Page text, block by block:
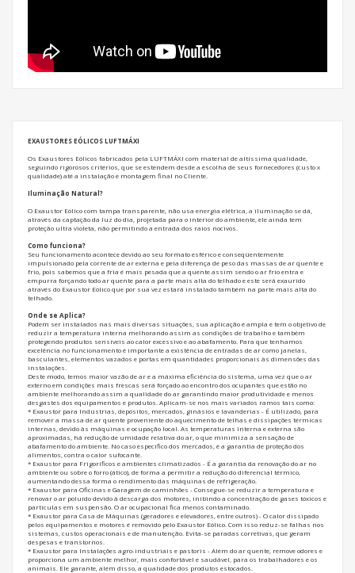
EXAUSTORES EÓLICOS LUFTMÁXI
Os Exaustores Eólicos fabricados pela LUFTMÁXI com material de altíssima qualidade,
seguindo rigorosos critérios, que se estendem desde a escolha de seus fornecedores (custo x
qualidade) até a instalação e montagem final no Cliente.
Iluminação Natural?
O Exaustor Eólico com tampa transparente, não usa energia elétrica, a iluminação se dá,
através da captação da luz do dia, projetada para o interior do ambiente, ele ainda tem
proteção ultra violeta, não permitindo a entrada dos raios nocivos.
Como funciona?
Seu funcionamento acontece devido ao seu formato esférico e conseqüentemente
impulsionado pela corrente de ar externa e pela diferença de peso das massas de ar quente e
frio, pois sabemos que a fria é mais pesada que a quente assim sendo o ar frio entra e
empurra forçando todo ar quente para a parte mais alta do telhado e este será exaurido
através do Exaustor Eólico que por sua vez estará instalado também na parte mais alta do
telhado.
Onde se Aplica?
Podem ser instalados nas mais diversas situações, sua aplicação é ampla e tem o objetivo de
reduzir a temperatura interna melhorando assim as condições de trabalho e também
protegendo produtos sensíveis ao calor excessivo e ao abafamento. Para que tenhamos
excelência no funcionamento é importante a existência de entradas de ar como janelas,
basculantes, elementos vazados e portas em quantidades proporcionais às dimensões das
instalações.
Deste modo, temos maior vazão de ar e a máxima eficiência do sistema, uma vez que o ar
externo em condições mais frescas será forçado ao encontro dos ocupantes que estão no
ambiente melhorando assim a qualidade do ar garantindo maior produtividade e menos
desgastes dos equipamentos e produtos. Aplicam-se nos mais variados ramos tais como:
* Exaustor para Indústrias, depósitos, mercados, ginásios e lavanderias - É utilizado, para
remover a massa de ar quente proveniente do aquecimento de telhas e dissipações térmicas
internas, devido às máquinas e ocupação local. As temperaturas interna e externa são
aproximadas, há redução de umidade relativa do ar, o que minimiza a sensação de
abafamento do ambiente. No caso específico dos mercados, é a garantia de proteção dos
alimentos, contra o calor sufocante.
* Exaustor para Frigoríficos e ambientes climatizados - É a garantia da renovação do ar no
ambiente ou sobre o forro (ático), de forma a permitir a redução do diferencial térmico,
aumentando dessa forma o rendimento das máquinas de refrigeração.
* Exaustor para Oficinas e Garagem de caminhões - Consegue-se reduzir a temperatura e
renovar o ar poluído devido à descarga dos motores, inibindo a concentração de gases tóxicos e
partículas em suspensão. O ar ocupacional fica menos contaminado.
* Exaustor para Casa de Máquinas (geradores e elevadores, entre outros) - O calor dissipado
pelos equipamentos e motores é removido pelo Exaustor Eólico. Com isso reduz-se falhas nos
sistemas, custos operacionais e de manutenção. Evita-se paradas corretivas, que geram
despesas e transtornos.
* Exaustor para Instalações agro-industriais e pastoris - Além do ar quente, remove odores e
proporciona um ambiente melhor, mais confortável e saudável, para os trabalhadores e os
animais. Ele garante, além disso, a qualidade dos produtos estocados.